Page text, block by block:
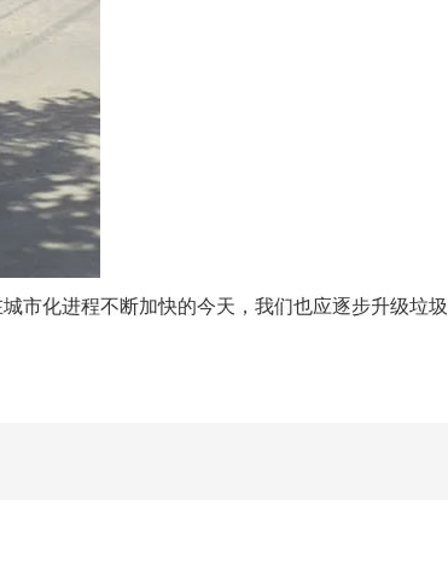
化进程不断加快的今天，我们也应逐步升级垃